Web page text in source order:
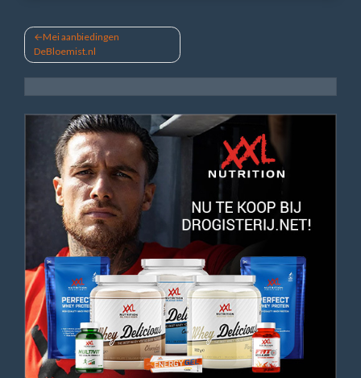
Bericht
navigatie
Mei aanbiedingen
DeBloemist.nl